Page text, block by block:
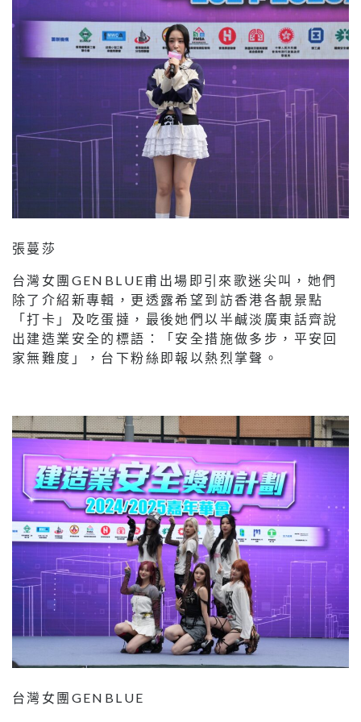
張蔓莎
台灣女團GENBLUE甫出場即引來歌迷尖叫，她們
除了介紹新專輯，更透露希望到訪香港各靚景點
「打卡」及吃蛋撻，最後她們以半鹹淡廣東話齊說
出建造業安全的標語：「安全措施做多步，平安回
家無難度」，台下粉絲即報以熱烈掌聲。
台灣女團GENBLUE